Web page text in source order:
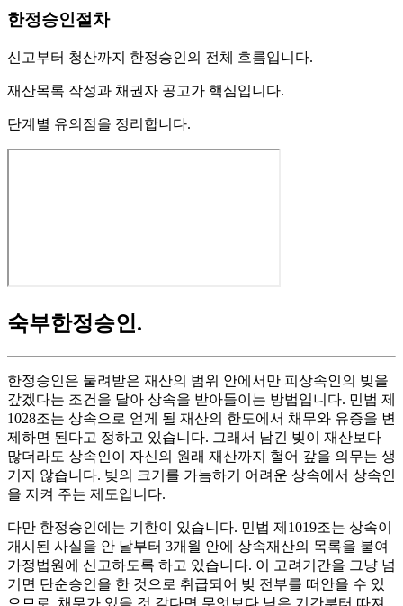
한정승인절차
신고부터 청산까지 한정승인의 전체 흐름입니다.
재산목록 작성과 채권자 공고가 핵심입니다.
단계별 유의점을 정리합니다.
숙부한정승인.
한정승인은 물려받은 재산의 범위 안에서만 피상속인의 빚을
갚겠다는 조건을 달아 상속을 받아들이는 방법입니다. 민법 제
1028조는 상속으로 얻게 될 재산의 한도에서 채무와 유증을 변
제하면 된다고 정하고 있습니다. 그래서 남긴 빚이 재산보다
많더라도 상속인이 자신의 원래 재산까지 헐어 갚을 의무는 생
기지 않습니다. 빚의 크기를 가늠하기 어려운 상속에서 상속인
을 지켜 주는 제도입니다.
다만 한정승인에는 기한이 있습니다. 민법 제1019조는 상속이
개시된 사실을 안 날부터 3개월 안에 상속재산의 목록을 붙여
가정법원에 신고하도록 하고 있습니다. 이 고려기간을 그냥 넘
기면 단순승인을 한 것으로 취급되어 빚 전부를 떠안을 수 있
으므로, 채무가 있을 것 같다면 무엇보다 남은 기간부터 따져